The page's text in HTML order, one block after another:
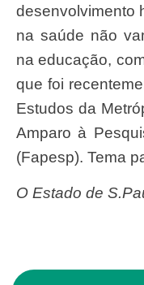
desenvolvimento
na saúde não
na educação,
que foi
Estudos da
Amparo à
(Fapesp). Tema
O Estado de